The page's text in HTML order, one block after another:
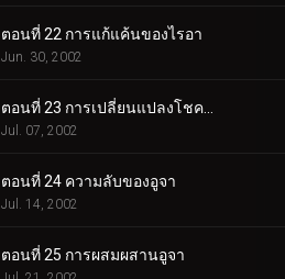
ตอนที่ 22 การแก้แค้นของไรอา
Jun. 30, 2002
Jul. 07, 2002
ตอนที่ 24 ความลับของอูจา
Jul. 14, 2002
ตอนที่ 25 การผสมผสานอูจา